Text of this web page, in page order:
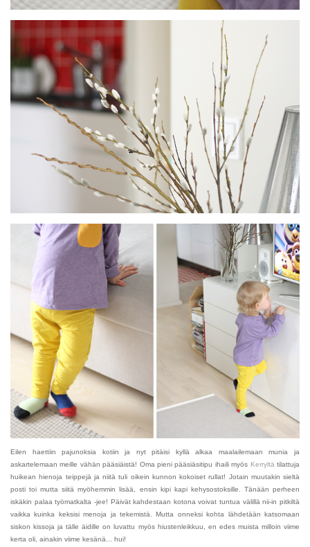
Eilen haettiin pajunoksia kotiin ja nyt pitäisi kyllä alkaa maalailemaan munia ja
askartelemaan meille vähän pääsiäistä! Oma pieni pääsiäsitipu ihaili myös Kerryltä tilattuja
huikean hienoja teippejä ja niitä tuli oikein kunnon kokoiset rullat! Jotain muutakin sieltä
posti toi mutta siitä myöhemmin lisää, ensin kipi kapi kehysostoksille. Tänään perheen
iskäkin palaa työmatkalta -jee! Päivät kahdestaan kotona voivat tuntua välillä nii-in pitkiltä
vaikka kuinka keksisi menoja ja tekemistä. Mutta onneksi kohta lähdetään katsomaan
siskon kissoja ja tälle äidille on luvattu myös hiustenleikkuu, en edes muista milloin viime
kerta oli, ainakin viime kesänä... hui!